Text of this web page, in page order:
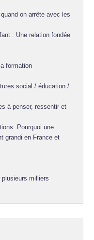
on arrête avec les
: Une relation fondée
formation
social / éducation /
à penser, ressentir et
Pourquoi une
grandi en France et
milliers